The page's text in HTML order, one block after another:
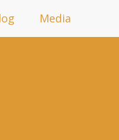
Media